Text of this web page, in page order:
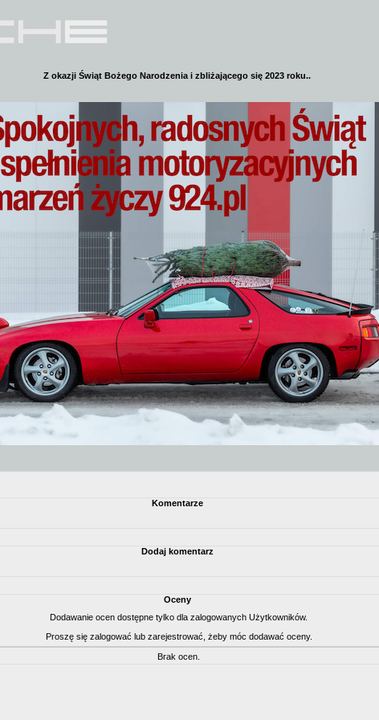
Z okazji Świąt Bożego Narodzenia i zbliżającego się 2023 roku..
Komentarze
Dodaj komentarz
Oceny
Dodawanie ocen dostępne tylko dla zalogowanych Użytkowników.
Proszę się zalogować lub zarejestrować, żeby móc dodawać oceny.
Brak ocen.